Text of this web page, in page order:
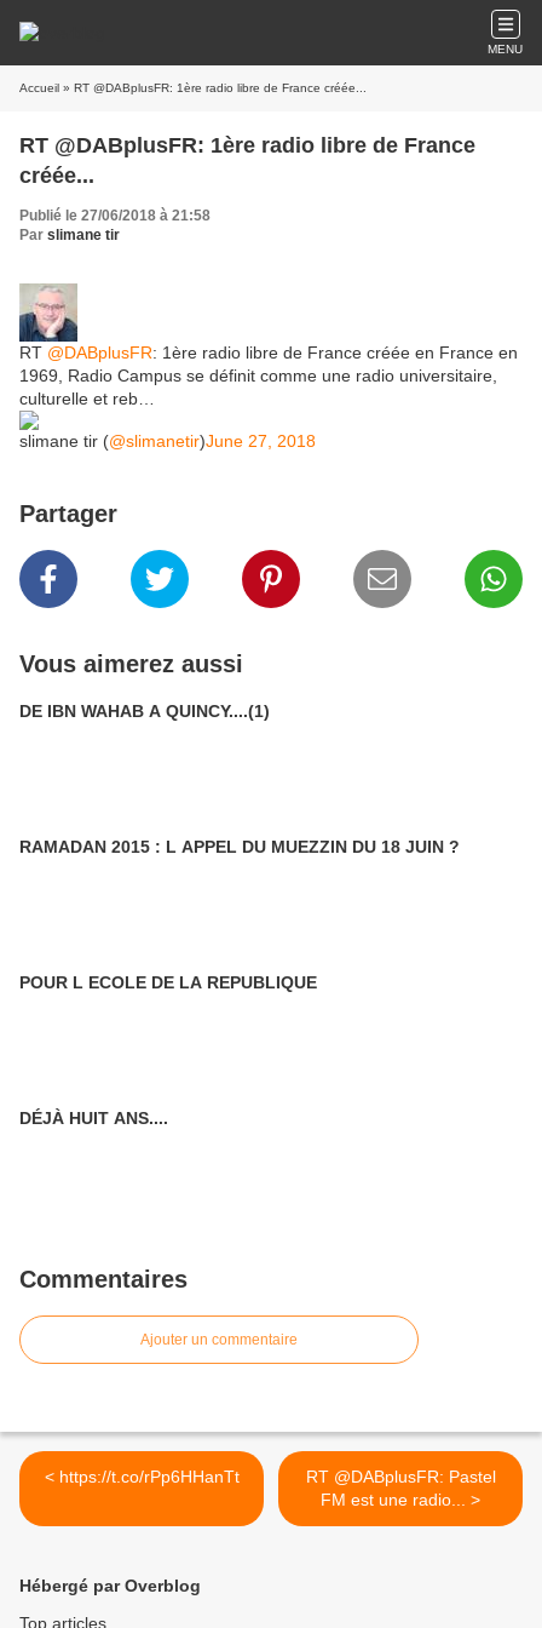
MENU
Accueil » RT @DABplusFR: 1ère radio libre de France créée...
RT @DABplusFR: 1ère radio libre de France
créée...
Publié le 27/06/2018 à 21:58
Par slimane tir
RT @DABplusFR: 1ère radio libre de France créée en France en
1969, Radio Campus se définit comme une radio universitaire,
culturelle et reb…
slimane tir (@slimanetir)June 27, 2018
Partager
Vous aimerez aussi
DE IBN WAHAB A QUINCY....(1)
RAMADAN 2015 : L APPEL DU MUEZZIN DU 18 JUIN ?
POUR L ECOLE DE LA REPUBLIQUE
DÉJÀ HUIT ANS....
Commentaires
Ajouter un commentaire
< https://t.co/rPp6HHanTt
RT @DABplusFR: Pastel
FM est une radio... >
Hébergé par Overblog
Top articles